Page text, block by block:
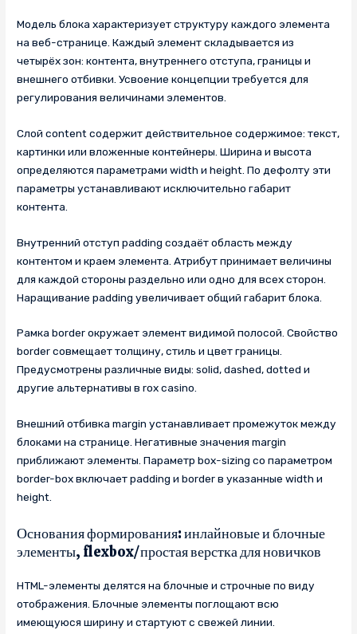
Модель блока характеризует структуру каждого элемента
на веб-странице. Каждый элемент складывается из
четырёх зон: контента, внутреннего отступа, границы и
внешнего отбивки. Усвоение концепции требуется для
регулирования величинами элементов.
Слой content содержит действительное содержимое: текст,
картинки или вложенные контейнеры. Ширина и высота
определяются параметрами width и height. По дефолту эти
параметры устанавливают исключительно габарит
контента.
Внутренний отступ padding создаёт область между
контентом и краем элемента. Атрибут принимает величины
для каждой стороны раздельно или одно для всех сторон.
Наращивание padding увеличивает общий габарит блока.
Рамка border окружает элемент видимой полосой. Свойство
border совмещает толщину, стиль и цвет границы.
Предусмотрены различные виды: solid, dashed, dotted и
другие альтернативы в rox casino.
Внешний отбивка margin устанавливает промежуток между
блоками на странице. Негативные значения margin
приближают элементы. Параметр box-sizing со параметром
border-box включает padding и border в указанные width и
height.
Основания формирования: инлайновые и блочные
элементы, flexbox/простая верстка для новичков
HTML-элементы делятся на блочные и строчные по виду
отображения. Блочные элементы поглощают всю
имеющуюся ширину и стартуют с свежей линии.